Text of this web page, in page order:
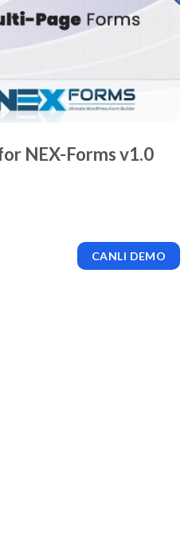
NEX-Forms v1.0
CANLI DEMO